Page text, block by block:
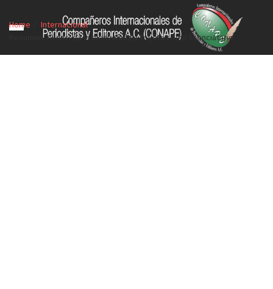
Home
Internacional
Resumen: Avanci da la bienvenida a Toyota como licenciatario